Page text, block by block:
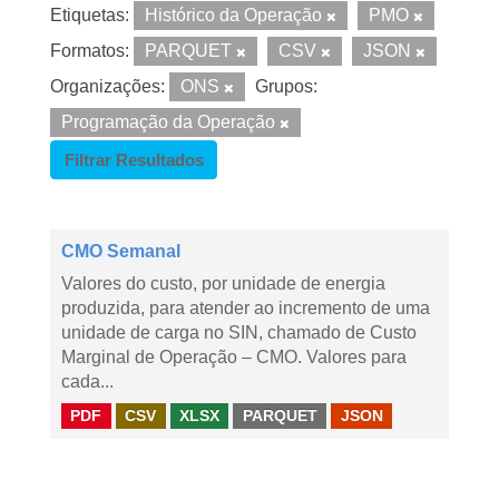
Etiquetas: Histórico da Operação
PMO
Formatos:
PARQUET CSV
JSON
Organizações:
ONS
Grupos:
Programação da Operação
Filtrar Resultados
CMO Semanal
Valores do custo, por unidade de energia
produzida, para atender ao incremento de uma
unidade de carga no SIN, chamado de Custo
Marginal de Operação – CMO. Valores para
cada...
PDF CSV XLSX PARQUET JSON